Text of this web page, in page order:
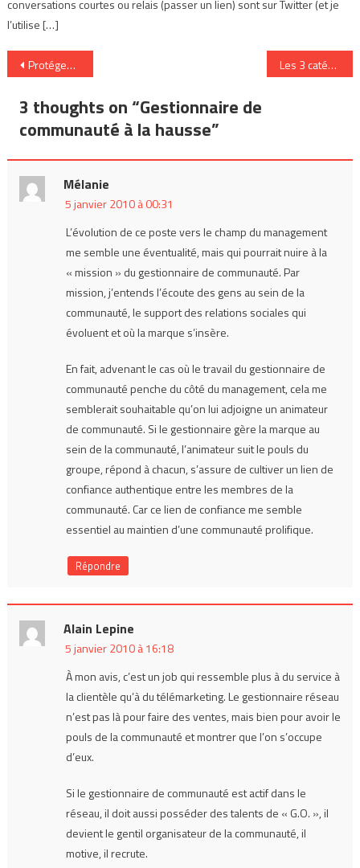
conversations courtes ou relais (passer un lien) sont sur Twitter (et je
l’utilise […]
Navigation
de
l’article
Protégez vos enfants des nouvelles addictions Les 3 catégories de réalité augmentée
3 thoughts on “Gestionnaire de
communauté à la hausse”
Mélanie
5 janvier 2010 à 00:31
L’évolution de ce poste vers le champ du management
me semble une éventualité, mais qui pourrait nuire à la
« mission » du gestionnaire de communauté. Par
mission, j’entends l’écoute des gens au sein de la
communauté, le support des relations sociales qui
évoluent et où la marque s’insère.
En fait, advenant le cas où le travail du gestionnaire de
communauté penche du côté du management, cela me
semblerait souhaitable qu’on lui adjoigne un animateur
de communauté. Si le gestionnaire gère la marque au
sein de la communauté, l’animateur suit le pouls du
groupe, répond à chacun, s’assure de cultiver un lien de
confiance authentique entre les membres de la
communauté. Car ce lien de confiance me semble
essentiel au maintien d’une communauté prolifique.
Répondre
Alain Lepine
5 janvier 2010 à 16:18
À mon avis, c’est un job qui ressemble plus à du service à
la clientèle qu’à du télémarketing. Le gestionnaire réseau
n’est pas là pour faire des ventes, mais bien pour avoir le
pouls de la communauté et montrer que l’on s’occupe
d’eux.
Si le gestionnaire de communauté est actif dans le
réseau, il doit aussi posséder des talents de « G.O. », il
devient le gentil organisateur de la communauté, il
motive, il recrute.